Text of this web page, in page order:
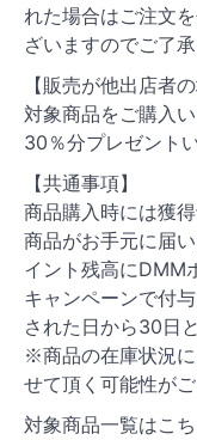
れた場合はご注文
ざいますのでご了承
【販売が他出店者の
対象商品をご購入
30％分プレゼント
【共通事項】
商品購入時には獲
商品がお手元に届
イント残高にDMM
キャンペーンで付
された日から30日
※商品の在庫状況
せて頂く可能性が
対象商品一覧はこち